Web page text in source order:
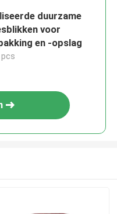
duurzame
voor
en -opslag
pcs